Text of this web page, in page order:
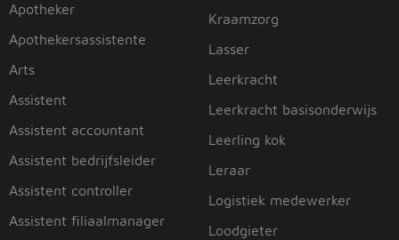
Apotheker
Apothekersassistente
Arts
Assistent
Assistent accountant
Assistent bedrijfsleider
Assistent controller
Assistent filiaalmanager
Kraamzorg
Lasser
Leerkracht
Leerkracht basisonderwijs
Leerling kok
Leraar
Logistiek medewerker
Loodgieter